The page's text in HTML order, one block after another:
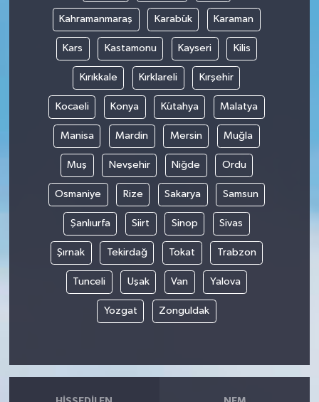
Kahramanmaraş Karabük Karaman
Kars Kastamonu Kayseri Kilis
Kırıkkale Kırklareli Kırşehir
Kocaeli Konya Kütahya Malatya
Manisa Mardin Mersin Muğla
Muş Nevşehir Niğde Ordu
Osmaniye Rize Sakarya Samsun
Şanlıurfa Siirt Sinop Sivas
Şırnak Tekirdağ Tokat Trabzon
Tunceli Uşak Van Yalova
Yozgat Zonguldak